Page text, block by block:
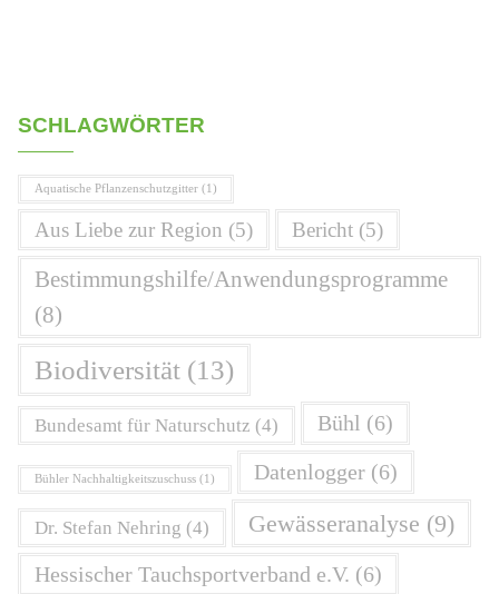
SCHLAGWÖRTER
Aquatische Pflanzenschutzgitter (1)
Aus Liebe zur Region (5) Bericht (5)
Bestimmungshilfe/Anwendungsprogramme
(8)
Biodiversität (13)
Bundesamt für Naturschutz (4) Bühl (6)
Bühler Nachhaltigkeitszuschuss (1) Datenlogger (6)
Dr. Stefan Nehring (4) Gewässeranalyse (9)
Hessischer Tauchsportverband e.V. (6)